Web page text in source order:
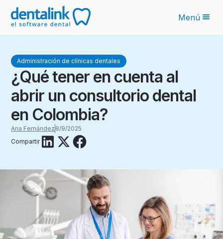
Novedades IA
Planes
Sobre nosotros
Blog
Recursos
Latinoamérica
Ingresar
Solicita tu cotización
Menú
Administración de clínicas dentales
¿Qué tener en cuenta al
abrir un consultorio dental
en Colombia?
Ana Fernández 8/9/2025
Compartir